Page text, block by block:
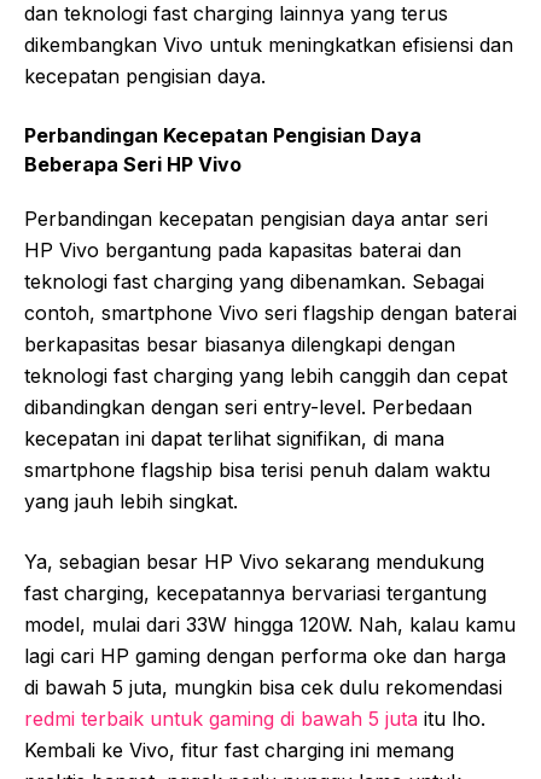
dan teknologi fast charging lainnya yang terus
dikembangkan Vivo untuk meningkatkan efisiensi dan
kecepatan pengisian daya.
Perbandingan Kecepatan Pengisian Daya
Beberapa Seri HP Vivo
Perbandingan kecepatan pengisian daya antar seri
HP Vivo bergantung pada kapasitas baterai dan
teknologi fast charging yang dibenamkan. Sebagai
contoh, smartphone Vivo seri flagship dengan baterai
berkapasitas besar biasanya dilengkapi dengan
teknologi fast charging yang lebih canggih dan cepat
dibandingkan dengan seri entry-level. Perbedaan
kecepatan ini dapat terlihat signifikan, di mana
smartphone flagship bisa terisi penuh dalam waktu
yang jauh lebih singkat.
Ya, sebagian besar HP Vivo sekarang mendukung
fast charging, kecepatannya bervariasi tergantung
model, mulai dari 33W hingga 120W. Nah, kalau kamu
lagi cari HP gaming dengan performa oke dan harga
di bawah 5 juta, mungkin bisa cek dulu rekomendasi
redmi terbaik untuk gaming di bawah 5 juta itu lho.
Kembali ke Vivo, fitur fast charging ini memang